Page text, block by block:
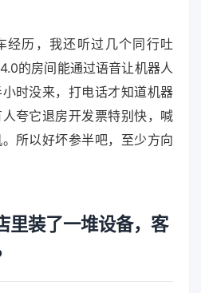
经历，我还听过几个同行吐
的房间能通过语音让机器人
时没来，打电话才知道机器
夸它退房开发票特别快，喊
所以好坏参半吧，至少方向
里装了一堆设备，客